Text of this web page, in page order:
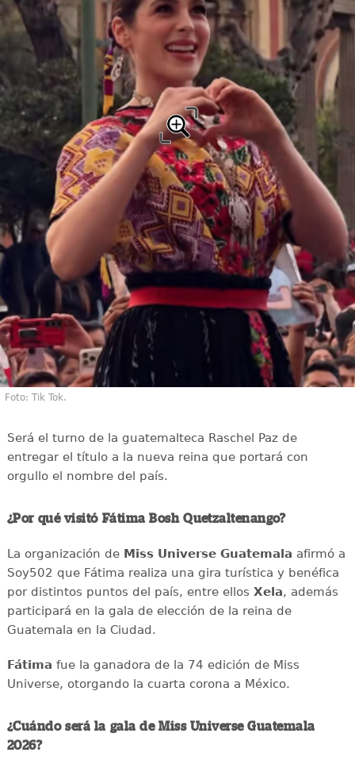
Foto: Tik Tok.
Será el turno de la guatemalteca Raschel Paz de
entregar el título a la nueva reina que portará con
orgullo el nombre del país.
¿Por qué visitó Fátima Bosh Quetzaltenango?
La organización de Miss Universe Guatemala afirmó a
Soy502 que Fátima realiza una gira turística y benéfica
por distintos puntos del país, entre ellos Xela, además
participará en la gala de elección de la reina de
Guatemala en la Ciudad.
Fátima fue la ganadora de la 74 edición de Miss
Universe, otorgando la cuarta corona a México.
¿Cuándo será la gala de Miss Universe Guatemala
2026?